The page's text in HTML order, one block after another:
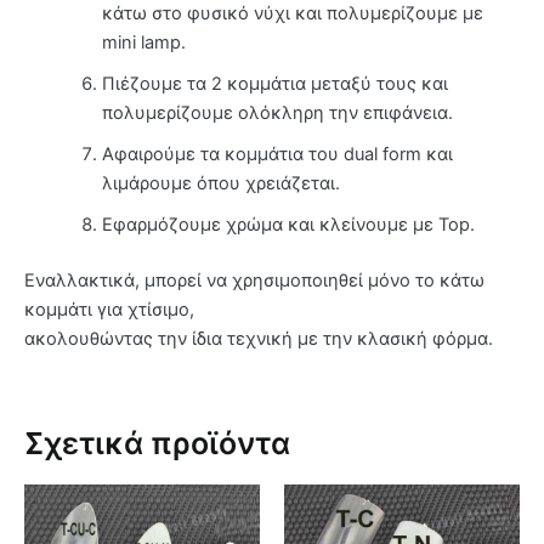
κάτω στο φυσικό νύχι και πολυμερίζουμε με
mini lamp.
Πιέζουμε τα 2 κομμάτια μεταξύ τους και
πολυμερίζουμε ολόκληρη την επιφάνεια.
Αφαιρούμε τα κομμάτια του dual form και
λιμάρουμε όπου χρειάζεται.
Εφαρμόζουμε χρώμα και κλείνουμε με Top.
Εναλλακτικά, μπορεί να χρησιμοποιηθεί μόνο το κάτω
κομμάτι για χτίσιμο,
ακολουθώντας την ίδια τεχνική με την κλασική φόρμα.
Σχετικά προϊόντα
Αυτό
το
Αυτό
το